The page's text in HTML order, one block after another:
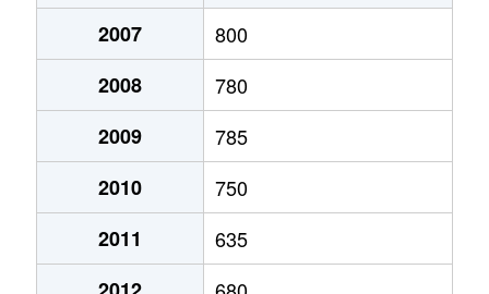
千代台町
3,100万円
千代台町
2,400万円
富岡町
1,700万円
富岡町
590万円
1,700万円
2007
800
2008
780
2009
785
2010
750
2011
635